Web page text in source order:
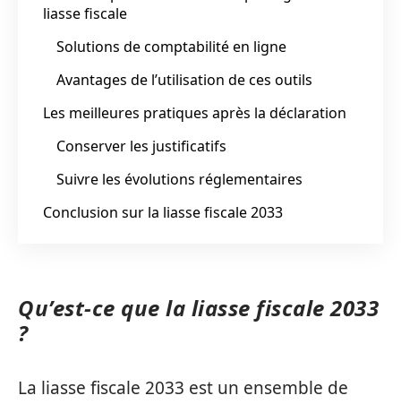
liasse fiscale
Solutions de comptabilité en ligne
Avantages de l’utilisation de ces outils
Les meilleures pratiques après la déclaration
Conserver les justificatifs
Suivre les évolutions réglementaires
Conclusion sur la liasse fiscale 2033
Qu’est-ce que la liasse fiscale 2033
?
La liasse fiscale 2033 est un ensemble de